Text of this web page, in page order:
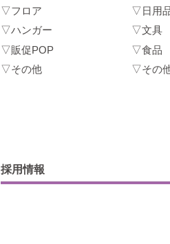
▽フロア
▽ハンガー
▽販促POP
▽その他
▽日用
▽文具
▽食品
▽その
採用情報